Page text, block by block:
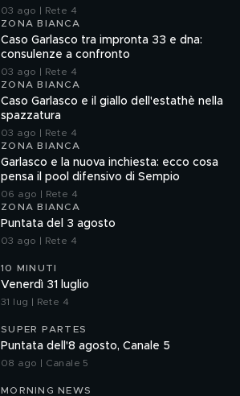
03 ago | Rete 4
ZONA BIANCA
Caso Garlasco tra impronta 33 e dna:
consulenze a confronto
03 ago | Rete 4
ZONA BIANCA
Caso Garlasco e il giallo dell'estathè nella
spazzatura
03 ago | Rete 4
ZONA BIANCA
Garlasco e la nuova inchiesta: ecco cosa
pensa il pool difensivo di Sempio
06 ago | Rete 4
ZONA BIANCA
Puntata del 3 agosto
03 ago | Rete 4
10 MINUTI
Venerdì 31 luglio
31 lug | Rete 4
SUPER PARTES
Puntata dell'8 agosto, Canale 5
08 ago | Canale 5
MORNING NEWS